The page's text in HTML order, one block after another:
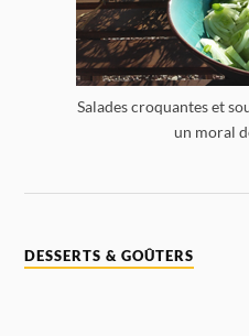
Salades croquantes et
un moral
DESSERTS & GOÛTERS